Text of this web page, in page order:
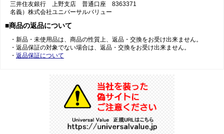
三井住友銀行 上野支店 普通口座 8363371
名義）株式会社ユニバーサルバリュー
■商品の返品について
・新品・未使用品は、商品の性質上、返品・交換をお受け出来ません。
・返品保証の対象でない場合は、返品・交換をお受け出来ません。
・ 返品保証について